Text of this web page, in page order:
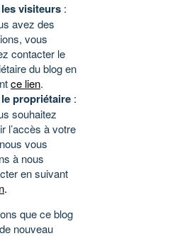
visiteurs :
avez des
vous
contacter le
du blog en
ce lien.
propriétaire :
souhaitez
l’accès à votre
vous
à nous
en suivant
.
que ce blog
nouveau